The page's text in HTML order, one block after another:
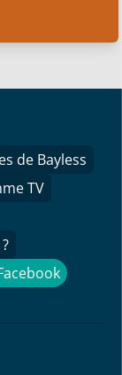
de Bayless
TV
Facebook